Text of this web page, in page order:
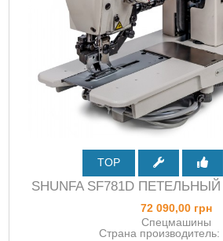
TOP
SHUNFA SF781D
72 090,00 грн
Спецмашины
Страна производитель: